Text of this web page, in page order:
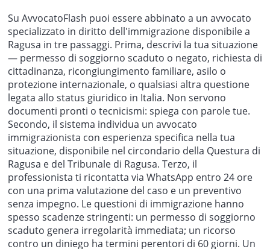
Su AvvocatoFlash puoi essere abbinato a un avvocato
specializzato in diritto dell'immigrazione disponibile a
Ragusa in tre passaggi. Prima, descrivi la tua situazione
— permesso di soggiorno scaduto o negato, richiesta di
cittadinanza, ricongiungimento familiare, asilo o
protezione internazionale, o qualsiasi altra questione
legata allo status giuridico in Italia. Non servono
documenti pronti o tecnicismi: spiega con parole tue.
Secondo, il sistema individua un avvocato
immigrazionista con esperienza specifica nella tua
situazione, disponibile nel circondario della Questura di
Ragusa e del Tribunale di Ragusa. Terzo, il
professionista ti ricontatta via WhatsApp entro 24 ore
con una prima valutazione del caso e un preventivo
senza impegno. Le questioni di immigrazione hanno
spesso scadenze stringenti: un permesso di soggiorno
scaduto genera irregolarità immediata; un ricorso
contro un diniego ha termini perentori di 60 giorni. Un